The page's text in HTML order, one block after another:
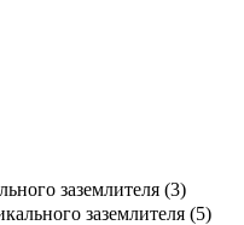
заземлителя (3)
заземлителя (5)